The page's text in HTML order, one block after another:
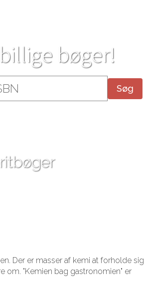
bøger!
Søg
Der er masser af kemi at forholde sig
om. "Kemien bag gastronomien" er